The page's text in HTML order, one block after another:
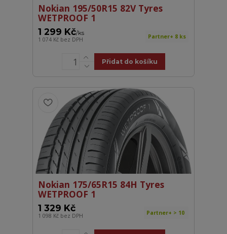
Nokian 195/50R15 82V Tyres
WETPROOF 1
1 299 Kč/ks
1 074 Kč bez DPH Partner+ 8 ks
Přidat do košíku
Nokian 175/65R15 84H Tyres
WETPROOF 1
1 329 Kč
1 098 Kč bez DPH Partner+ > 10